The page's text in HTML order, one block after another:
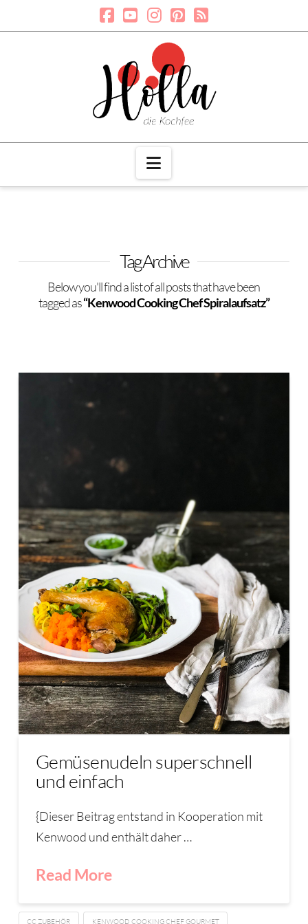
Navigation
Tag Archive
Below you'll find a list of all posts that have been
tagged as“Kenwood Cooking Chef Spiralaufsatz”
Gemüsenudeln superschnell
und einfach
{Dieser Beitrag entstand in Kooperation mit
Kenwood und enthält daher …
Read More
CC ZUBEHÖR KENWOOD COOKING CHEF GOURMET